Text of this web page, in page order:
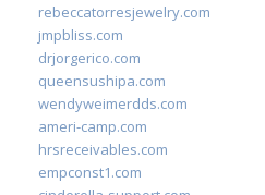
rebeccatorresjewelry.com
jmpbliss.com
drjorgerico.com
queensushipa.com
wendyweimerdds.com
ameri-camp.com
hrsreceivables.com
empconst1.com